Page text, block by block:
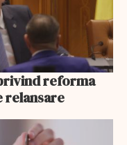
reforma
relansare